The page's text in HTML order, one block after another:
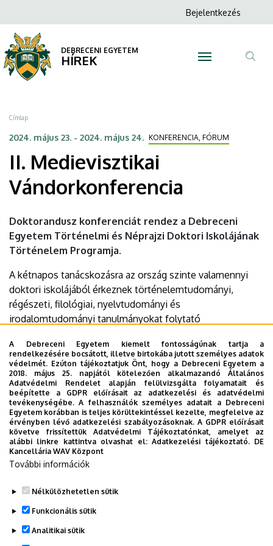
Medievisztikai
Vándorkonferencia
DEBRECENI
EGYETEM
a
tartalomra
Anonim
menüje
Bejelentkezés
DEBRECENI EGYETEM
HÍREK
Morzsa
Címlap
2024. május 23. - 2024. május 24. KONFERENCIA, FÓRUM
II. Medievisztikai
Vándorkonferencia
Doktorandusz konferenciát rendez a Debreceni
Egyetem Történelmi és Néprajzi Doktori Iskolájának
Történelem Programja.
A kétnapos tanácskozásra az ország szinte valamennyi
doktori iskolájából érkeznek történelemtudományi,
régészeti, filológiai, nyelvtudományi és
irodalomtudományi tanulmányokat folytató
Időpont:2024. május 23-24.
Helyszín: Debreceni Egyetem Főépület (Debrecen,
Egyetem tér 1.)
Dokumentumok
program (1.18 MB)
A Debreceni Egyetem kiemelt fontosságúnak tartja a
rendelkezésére bocsátott, illetve birtokába jutott személyes adatok
védelmét. Ezúton tájékoztatjuk Önt, hogy a Debreceni Egyetem a
2018. május 25. napjától kötelezően alkalmazandó Általános
Adatvédelmi Rendelet alapján felülvizsgálta folyamatait és
beépítette a GDPR előírásait az adatkezelési és adatvédelmi
tevékenységébe. A felhasználók személyes adatait a Debreceni
Egyetem korábban is teljes körültekintéssel kezelte, megfelelve az
érvényben lévő adatkezelési szabályozásoknak. A GDPR előírásait
követve frissítettük Adatvédelmi Tájékoztatónkat, amelyet az
alábbi linkre kattintva olvashat el:Adatkezelési tájékoztató. DE
Kancellária WAV Központ
További információk
Nélkülözhetetlen sütik
Funkcionális sütik
Analitikai sütik